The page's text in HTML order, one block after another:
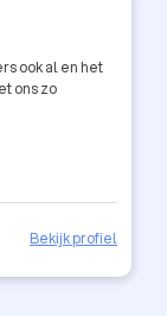
ook al en het
ons zo
Bekijk profiel